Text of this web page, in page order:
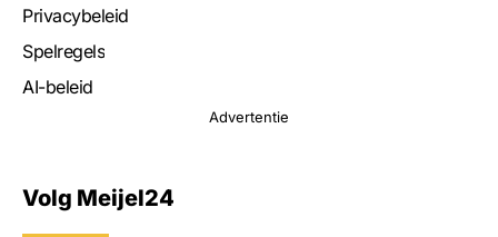
Privacybeleid
Spelregels
AI-beleid
Advertentie
Volg Meijel24